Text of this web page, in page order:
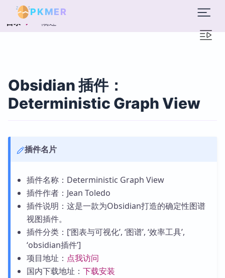
PKMER
目录 概述
Obsidian 插件：
Deterministic Graph View
插件名片
插件名称：Deterministic Graph View
插件作者：Jean Toledo
插件说明：这是一款为Obsidian打造的确定性图谱
视图插件。
插件分类：[‘图表与可视化’, ‘图谱’, ‘效率工具’,
‘obsidian插件’]
项目地址： 点我访问
国内下载地址： 下载安装